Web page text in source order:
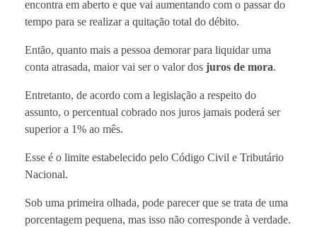
encontra em aberto e que vai aumentando com o passar do
tempo para se realizar a quitação total do débito.
Então, quanto mais a pessoa demorar para liquidar uma
conta atrasada, maior vai ser o valor dos juros de mora.
Entretanto, de acordo com a legislação a respeito do
assunto, o percentual cobrado nos juros jamais poderá ser
superior a 1% ao mês.
Esse é o limite estabelecido pelo Código Civil e Tributário
Nacional.
Sob uma primeira olhada, pode parecer que se trata de uma
porcentagem pequena, mas isso não corresponde à verdade.